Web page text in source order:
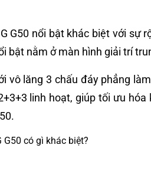
G50 nổi bật khác biệt với sự
bật nằm ở màn hình giải trí
vô lăng 3 chấu đáy phẳng
linh hoạt, giúp tối ưu